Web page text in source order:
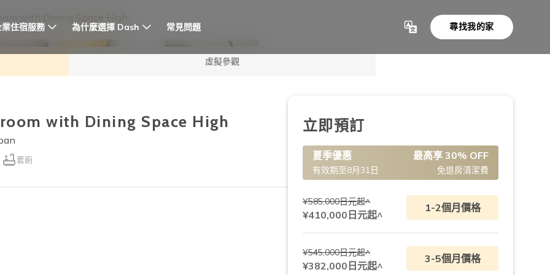
業住宿服務 為什麼選擇 Dash 常見問題 尋找我的家
虛擬參觀
with Dining Space High
套廁
立即預訂
夏季優惠 最高享 30% OFF
有效期至8月31日 免退房清潔費
¥585,000日元起^
¥410,000日元起^
1-2個月價格
¥545,000日元起^
¥382,000日元起^
3-5個月價格